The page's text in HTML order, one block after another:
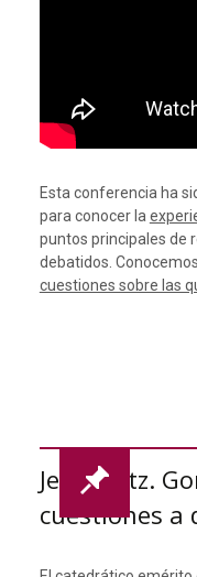
Esta conferencia ha
para conocer la
puntos principales de
debatidos.
cuestiones sobre las
Jesús Mtz.
cuestiones a